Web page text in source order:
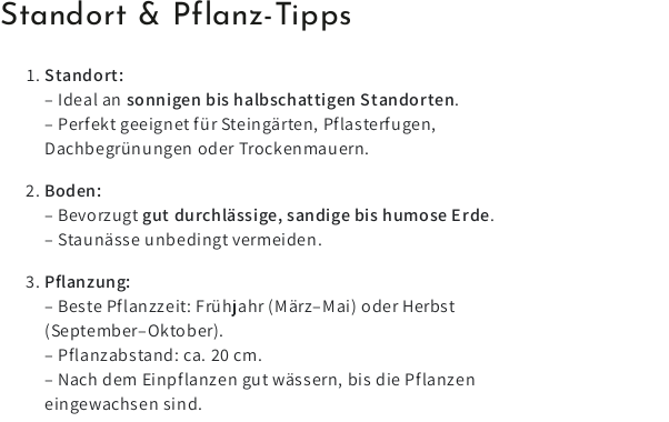
Standort & Pflanz-Tipps
Standort:
– Ideal an sonnigen bis halbschattigen Standorten.
– Perfekt geeignet für Steingärten, Pflasterfugen,
Dachbegrünungen oder Trockenmauern.
Boden:
– Bevorzugt gut durchlässige, sandige bis humose Erde.
– Staunässe unbedingt vermeiden.
Pflanzung:
– Beste Pflanzzeit: Frühjahr (März–Mai) oder Herbst
(September–Oktober).
– Pflanzabstand: ca. 20 cm.
– Nach dem Einpflanzen gut wässern, bis die Pflanzen
eingewachsen sind.